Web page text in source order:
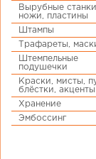
Вырубные станки,
ножи, пластины
Штампы
Трафареты,
Штемпельные
подушечки
Краски, мисты,
блёстки, акценты
Хранение
Эмбоссинг